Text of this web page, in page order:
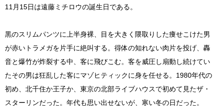
11月15日は遠藤ミチロウの誕生日である。
黒のスリムパンツに上半身裸、目を大きく隈取りした痩せこけた男
が赤いトラメガを片手に絶叫する。得体の知れない肉片を投げ、轟
音と爆竹が炸裂する中、客に飛びこむ。客を威圧し扇動し続けてい
たその男は狂乱した客にマゾヒティックに身を任せる。1980年代の
初め、北千住か王子か、東京の北部ライブハウスで初めて見たザ・
スターリンだった。年代も思い出せないが、寒い冬の日だった。